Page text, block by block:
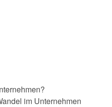
im Unternehmen